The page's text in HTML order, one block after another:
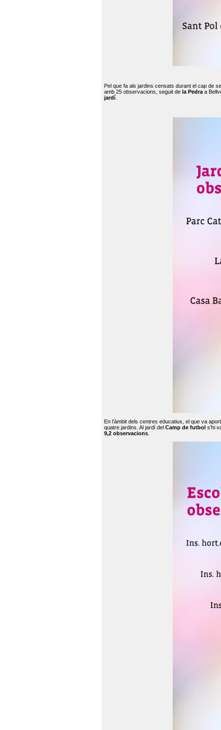
Pel que fa als jardins censats durant el cap de
amb 25 observacions, seguit de la Pedra a
jardí
En l’àmbit dels centres educatius, el que va
quatre jardins. Al jardí del Camp de futbol s’hi
9,2 observacions